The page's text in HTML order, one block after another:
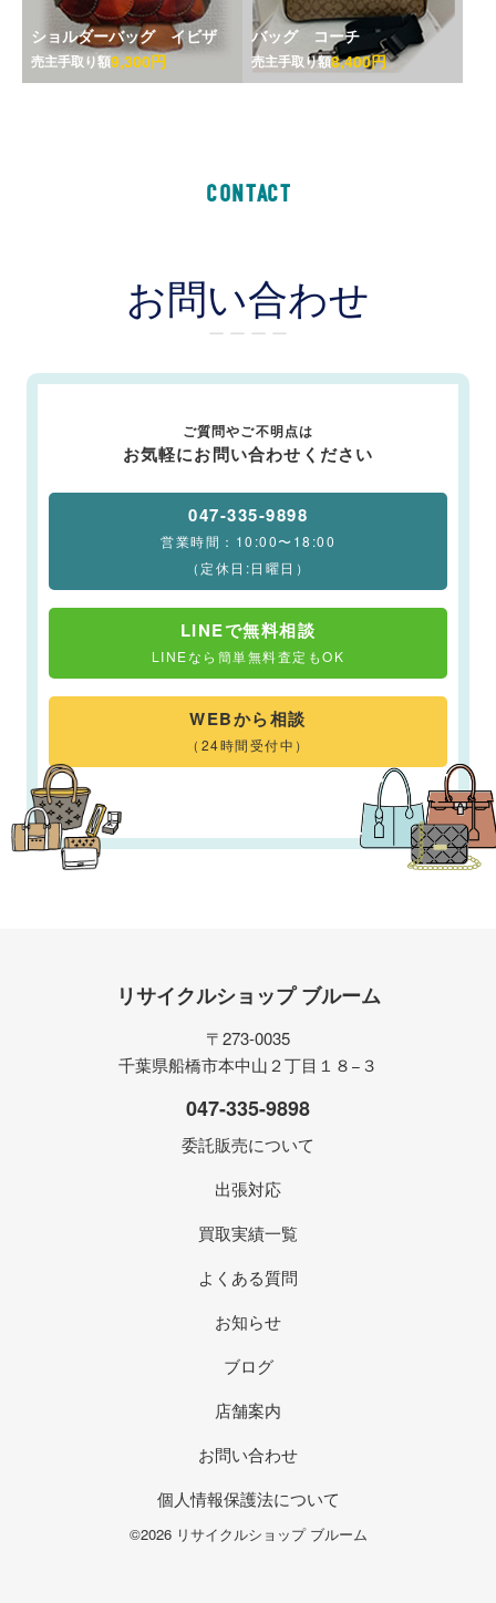
ショルダーバッグ イビザ
売主手取り額9,300円
バッグ コーチ
売主手取り額8,400円
CONTACT
お問い合わせ
ー ー ー ー
ご質問やご不明点は
お気軽にお問い合わせください
047-335-9898
営業時間：10:00〜18:00
（定休日:日曜日）
LINEで無料相談
LINEなら簡単無料査定もOK
WEBから相談
（24時間受付中）
リサイクルショップ ブルーム
〒273-0035
千葉県船橋市本中山２丁目１８−３
047-335-9898
委託販売について
出張対応
買取実績一覧
よくある質問
お知らせ
ブログ
店舗案内
お問い合わせ
個人情報保護法について
©2026 リサイクルショップ ブルーム